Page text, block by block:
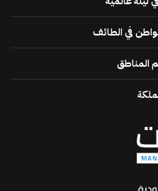
في الطائف
المناطق